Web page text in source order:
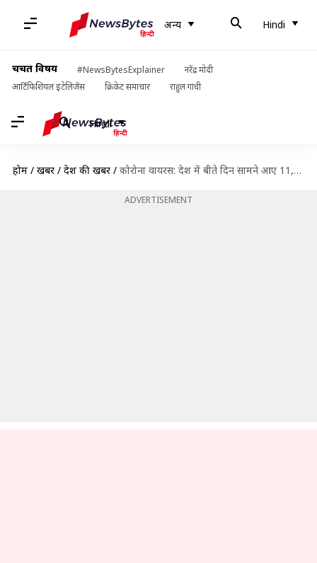
अन्य Hindi
चर्चित विषय #NewsBytesExplainer
नरेंद्र मोदी
आर्टिफिशियल इंटेलिजेंस
क्रिकेट समाचार राहुल गांधी
Hindi
होम / खबरें / देश की खबरें / कोरोना वायरस: देश में बीते दिन सामने आए 11,850 नए मामले, 555 की मौत
ADVERTISEMENT